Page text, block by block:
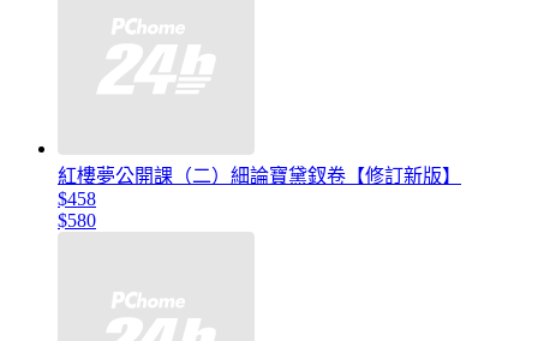
紅樓夢公開課（二）細論寶黛釵卷【修訂新版】
$458
$580